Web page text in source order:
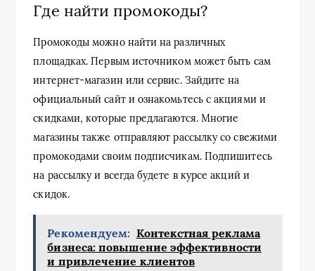
Где найти промокоды?
Промокоды можно найти на различных
площадках. Первым источником может быть сам
интернет-магазин или сервис. Зайдите на
официальный сайт и ознакомьтесь с акциями и
скидками, которые предлагаются. Многие
магазины также отправляют рассылку со свежими
промокодами своим подписчикам. Подпишитесь
на рассылку и всегда будете в курсе акций и
скидок.
Рекомендуем: Контекстная реклама
бизнеса: повышение эффективности
и привлечение клиентов